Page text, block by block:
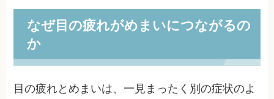
なぜ目の疲れがめまいにつながるの
か
目の疲れとめまいは、一見まったく別の症状のよ